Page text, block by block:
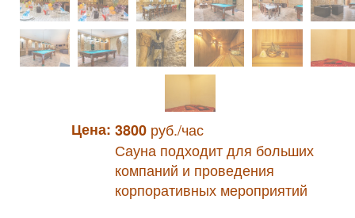
Цена: 3800 руб./час
Сауна подходит для больших
компаний и проведения
корпоративных мероприятий